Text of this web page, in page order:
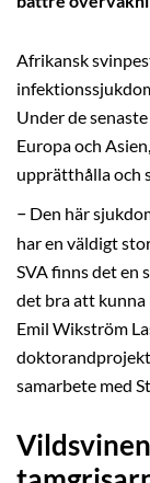
Afrikansk
Under de
Europa och
upprätthålla och
– Den här
har en väldigt
SVA finns det en
det bra att kunna
Emil Wikström
doktorandprojekt
samarbete med